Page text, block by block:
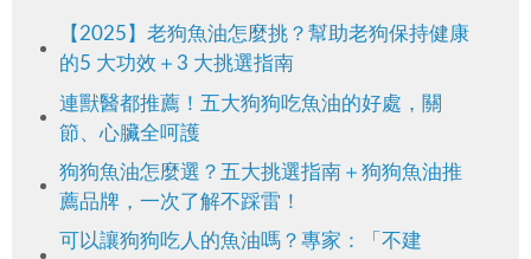
【2025】老狗魚油怎麼挑？幫助老狗保持健康
的5 大功效＋3 大挑選指南
連獸醫都推薦！五大狗狗吃魚油的好處，關
節、心臟全呵護
狗狗魚油怎麼選？五大挑選指南＋狗狗魚油推
薦品牌，一次了解不踩雷！
可以讓狗狗吃人的魚油嗎？專家：「不建